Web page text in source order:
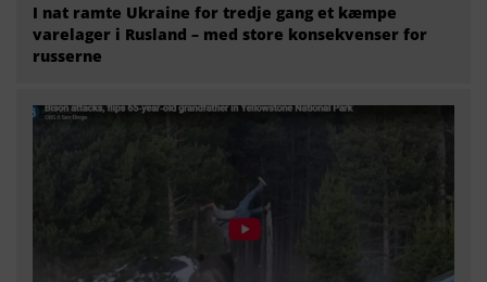
I nat ramte Ukraine for tredje gang et kæmpe
varelager i Rusland – med store konsekvenser for
russerne